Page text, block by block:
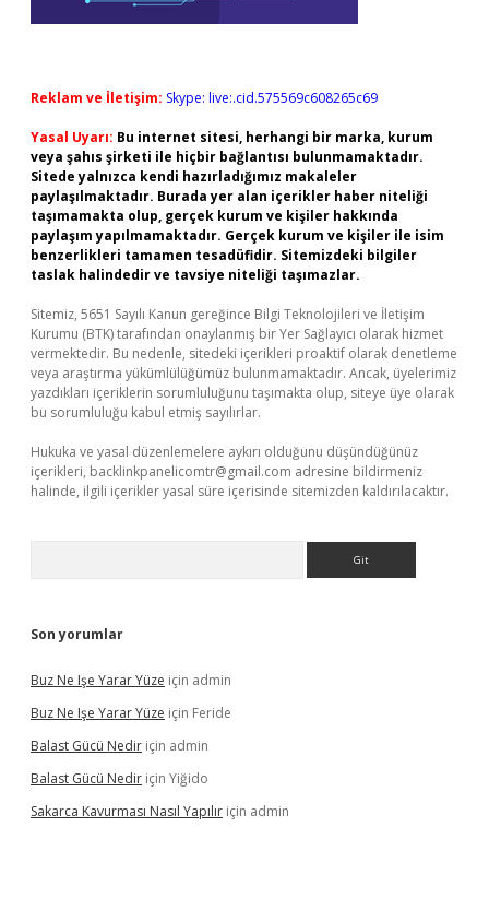
Reklam ve İletişim: Skype: live:.cid.575569c608265c69
Yasal Uyarı: Bu internet sitesi, herhangi bir marka, kurum
veya şahıs şirketi ile hiçbir bağlantısı bulunmamaktadır.
Sitede yalnızca kendi hazırladığımız makaleler
paylaşılmaktadır. Burada yer alan içerikler haber niteliği
taşımamakta olup, gerçek kurum ve kişiler hakkında
paylaşım yapılmamaktadır. Gerçek kurum ve kişiler ile isim
benzerlikleri tamamen tesadüfidir. Sitemizdeki bilgiler
taslak halindedir ve tavsiye niteliği taşımazlar.
Sitemiz, 5651 Sayılı Kanun gereğince Bilgi Teknolojileri ve İletişim
Kurumu (BTK) tarafından onaylanmış bir Yer Sağlayıcı olarak hizmet
vermektedir. Bu nedenle, sitedeki içerikleri proaktif olarak denetleme
veya araştırma yükümlülüğümüz bulunmamaktadır. Ancak, üyelerimiz
yazdıkları içeriklerin sorumluluğunu taşımakta olup, siteye üye olarak
bu sorumluluğu kabul etmiş sayılırlar.
Hukuka ve yasal düzenlemelere aykırı olduğunu düşündüğünüz
içerikleri, backlinkpanelicomtr@gmail.com adresine bildirmeniz
halinde, ilgili içerikler yasal süre içerisinde sitemizden kaldırılacaktır.
Son yorumlar
Buz Ne Işe Yarar Yüze için admin
Buz Ne Işe Yarar Yüze için Feride
Balast Gücü Nedir için admin
Balast Gücü Nedir için Yiğido
Sakarca Kavurması Nasıl Yapılır için admin